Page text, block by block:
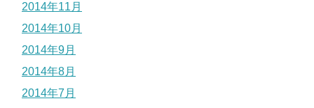
2014年11月
2014年10月
2014年9月
2014年8月
2014年7月